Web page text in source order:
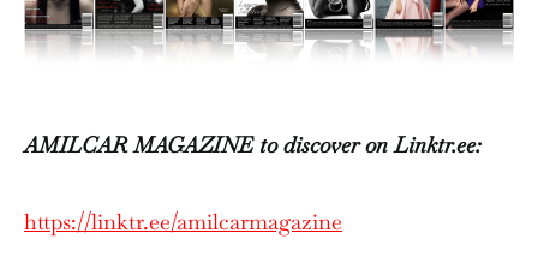
AMILCAR MAGAZINE to discover on Linktr.ee:
https://linktr.ee/amilcarmagazine